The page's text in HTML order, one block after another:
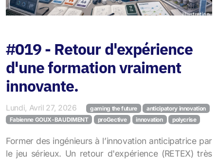
#019 - Retour d'expérience
d'une formation vraiment
innovante.
Lundi, Avril 27, 2026 gaming the future
anticipatory innovation
Fabienne GOUX-BAUDIMENT
proGective innovation polycrise
Former des ingénieurs à l’innovation anticipatrice par
le jeu sérieux. Un retour d'expérience (RETEX) très